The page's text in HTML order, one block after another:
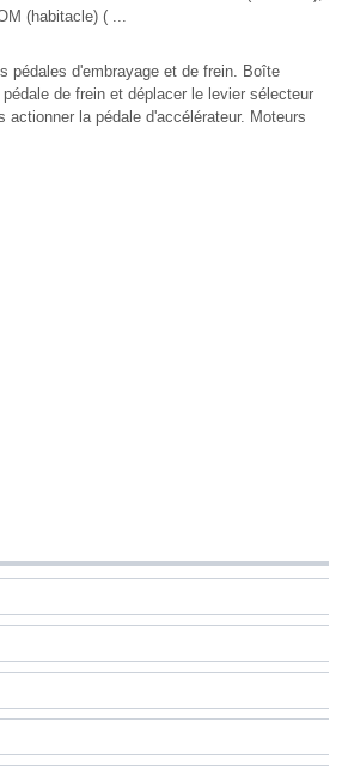
(habitacle) ( ...
pédales d'embrayage et de frein. Boîte
de frein et déplacer le levier sélecteur
actionner la pédale d'accélérateur. Moteurs